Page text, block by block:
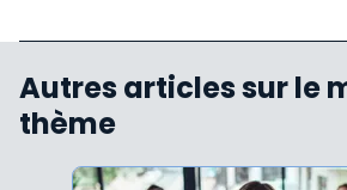
Autres articles sur le
thème